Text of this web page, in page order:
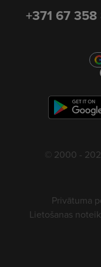
+371 67
© 2000 -
Privātuma
Lietošanas